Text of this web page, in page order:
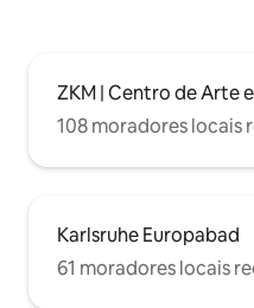
ZKM | Centro de Arte
108 moradores locais
Karlsruhe Europabad
61 moradores locais